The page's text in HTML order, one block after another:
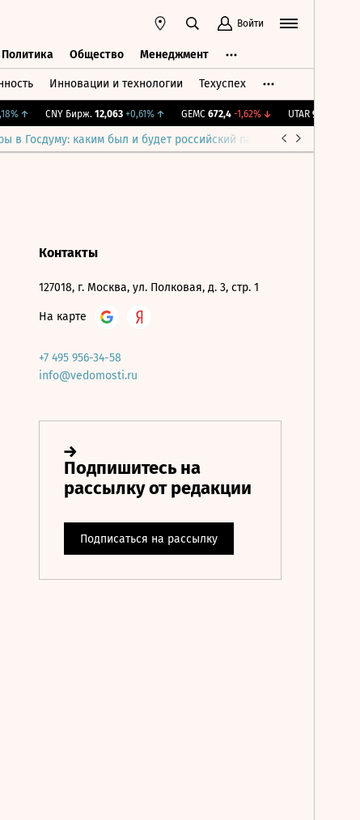
Войти
Политика Общество Менеджмент
Инновации и технологии Техуспех
↑ CNY Бирж. 12,063 +0,61%↑ GEMC 672,4 -1,62%↓ UTAR 9,14
в Госдуму: каким был и будет российский парламент
Контакты
127018, г. Москва, ул. Полковая, д. 3, стр. 1
На карте
+7 495 956-34-58
info@vedomosti.ru